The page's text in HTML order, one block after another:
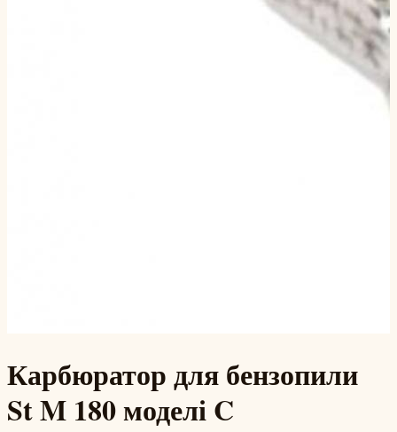
Карбюратор для бензопили
St M 180 моделі C